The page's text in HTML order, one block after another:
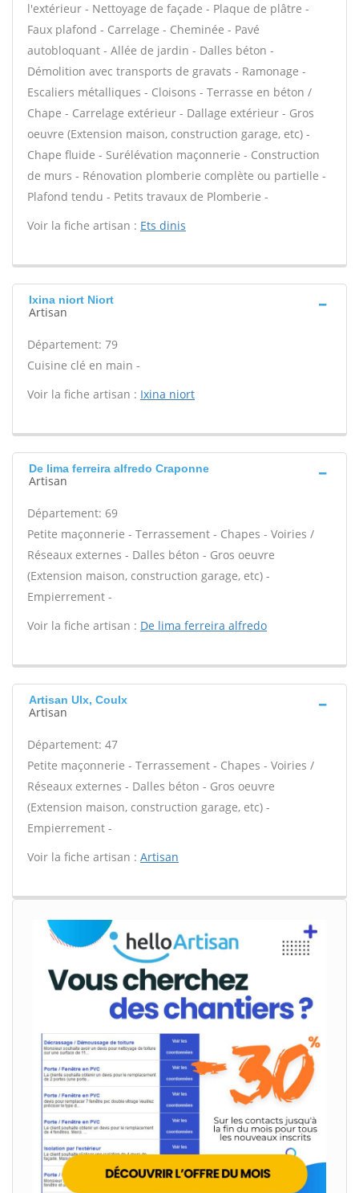
l'extérieur - Nettoyage de façade - Plaque de plâtre -
Faux plafond - Carrelage - Cheminée - Pavé
autobloquant - Allée de jardin - Dalles béton -
Démolition avec transports de gravats - Ramonage -
Escaliers métalliques - Cloisons - Terrasse en béton /
Chape - Carrelage extérieur - Dallage extérieur - Gros
oeuvre (Extension maison, construction garage, etc) -
Chape fluide - Surélévation maçonnerie - Construction
de murs - Rénovation plomberie complète ou partielle -
Plafond tendu - Petits travaux de Plomberie -
Voir la fiche artisan : Ets dinis
Ixina niort Niort
Artisan
Département: 79
Cuisine clé en main -
Voir la fiche artisan : Ixina niort
De lima ferreira alfredo Craponne
Artisan
Département: 69
Petite maçonnerie - Terrassement - Chapes - Voiries /
Réseaux externes - Dalles béton - Gros oeuvre
(Extension maison, construction garage, etc) -
Empierrement -
Voir la fiche artisan : De lima ferreira alfredo
Artisan Ulx, Coulx
Artisan
Département: 47
Petite maçonnerie - Terrassement - Chapes - Voiries /
Réseaux externes - Dalles béton - Gros oeuvre
(Extension maison, construction garage, etc) -
Empierrement -
Voir la fiche artisan : Artisan